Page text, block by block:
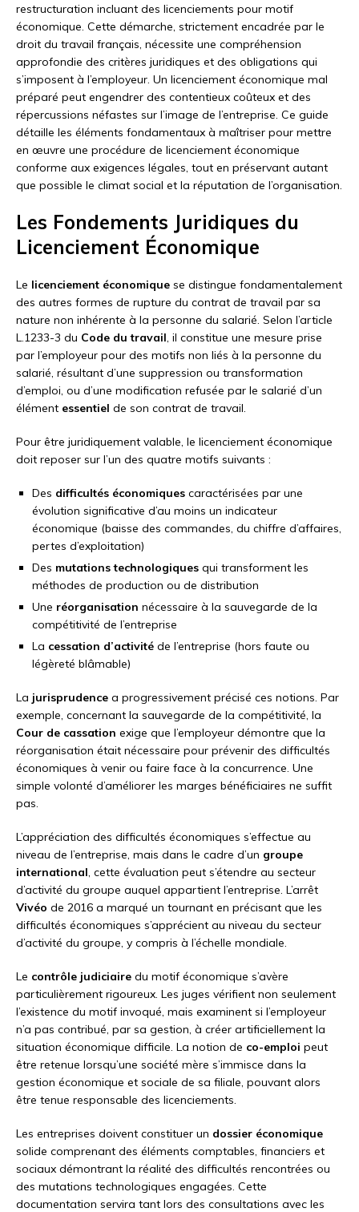
restructuration incluant des licenciements pour motif
économique. Cette démarche, strictement encadrée par le
droit du travail français, nécessite une compréhension
approfondie des critères juridiques et des obligations qui
s’imposent à l’employeur. Un licenciement économique mal
préparé peut engendrer des contentieux coûteux et des
répercussions néfastes sur l’image de l’entreprise. Ce guide
détaille les éléments fondamentaux à maîtriser pour mettre
en œuvre une procédure de licenciement économique
conforme aux exigences légales, tout en préservant autant
que possible le climat social et la réputation de l’organisation.
Les Fondements Juridiques du
Licenciement Économique
Le licenciement économique se distingue fondamentalement
des autres formes de rupture du contrat de travail par sa
nature non inhérente à la personne du salarié. Selon l’article
L.1233-3 du Code du travail, il constitue une mesure prise
par l’employeur pour des motifs non liés à la personne du
salarié, résultant d’une suppression ou transformation
d’emploi, ou d’une modification refusée par le salarié d’un
élément essentiel de son contrat de travail.
Pour être juridiquement valable, le licenciement économique
doit reposer sur l’un des quatre motifs suivants :
Des difficultés économiques caractérisées par une
évolution significative d’au moins un indicateur
économique (baisse des commandes, du chiffre d’affaires,
pertes d’exploitation)
Des mutations technologiques qui transforment les
méthodes de production ou de distribution
Une réorganisation nécessaire à la sauvegarde de la
compétitivité de l’entreprise
La cessation d’activité de l’entreprise (hors faute ou
légèreté blâmable)
La jurisprudence a progressivement précisé ces notions. Par
exemple, concernant la sauvegarde de la compétitivité, la
Cour de cassation exige que l’employeur démontre que la
réorganisation était nécessaire pour prévenir des difficultés
économiques à venir ou faire face à la concurrence. Une
simple volonté d’améliorer les marges bénéficiaires ne suffit
pas.
L’appréciation des difficultés économiques s’effectue au
niveau de l’entreprise, mais dans le cadre d’un groupe
international, cette évaluation peut s’étendre au secteur
d’activité du groupe auquel appartient l’entreprise. L’arrêt
Vivéo de 2016 a marqué un tournant en précisant que les
difficultés économiques s’apprécient au niveau du secteur
d’activité du groupe, y compris à l’échelle mondiale.
Le contrôle judiciaire du motif économique s’avère
particulièrement rigoureux. Les juges vérifient non seulement
l’existence du motif invoqué, mais examinent si l’employeur
n’a pas contribué, par sa gestion, à créer artificiellement la
situation économique difficile. La notion de co-emploi peut
être retenue lorsqu’une société mère s’immisce dans la
gestion économique et sociale de sa filiale, pouvant alors
être tenue responsable des licenciements.
Les entreprises doivent constituer un dossier économique
solide comprenant des éléments comptables, financiers et
sociaux démontrant la réalité des difficultés rencontrées ou
des mutations technologiques engagées. Cette
documentation servira tant lors des consultations avec les